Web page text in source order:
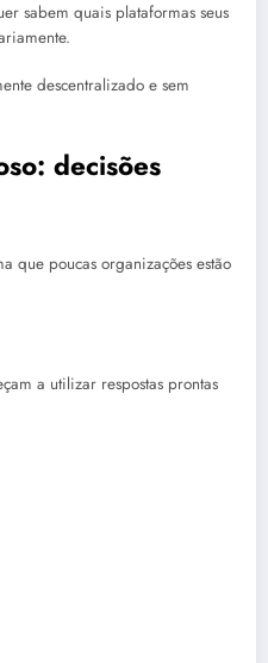
sabem quais plataformas seus
descentralizado e sem
decisões
que poucas organizações estão
a utilizar respostas prontas